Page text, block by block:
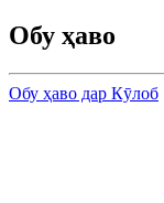
Обу ҳаво
Обу ҳаво дар Кӯлоб